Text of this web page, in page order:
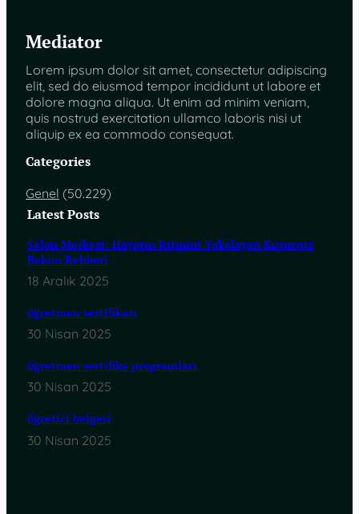
Mediator
Lorem ipsum dolor sit amet, consectetur adipiscing
elit, sed do eiusmod tempor incididunt ut labore et
dolore magna aliqua. Ut enim ad minim veniam,
quis nostrud exercitation ullamco laboris nisi ut
aliquip ex ea commodo consequat.
Categories
Genel (50.229)
Latest Posts
Salon Merkezi: Hayatın Ritmini Yakalayan Kusursuz
Bakım Rehberi
18 Aralık 2025
öğretmen sertifikası
30 Nisan 2025
öğretmen sertifika programları
30 Nisan 2025
öğretici belgesi
30 Nisan 2025